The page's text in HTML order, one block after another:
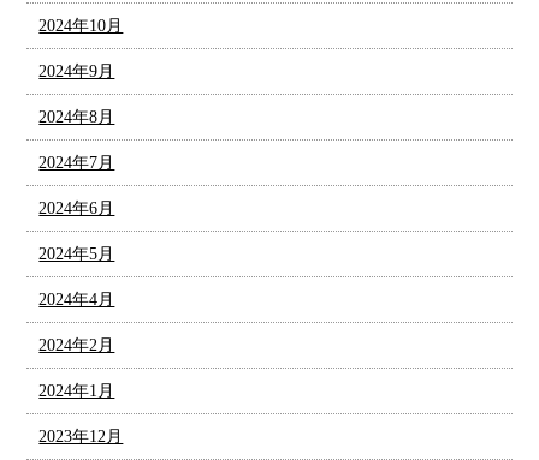
2024年10月
2024年9月
2024年8月
2024年7月
2024年6月
2024年5月
2024年4月
2024年2月
2024年1月
2023年12月